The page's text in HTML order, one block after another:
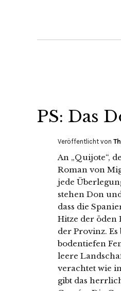
PS: Das
Veröffentlicht von
An „Quijote“,
Roman von
jede
stehen Don
dass die
Hitze der öden
der Provinz.
bodentiefen
leere
verachtet wie
gibt das